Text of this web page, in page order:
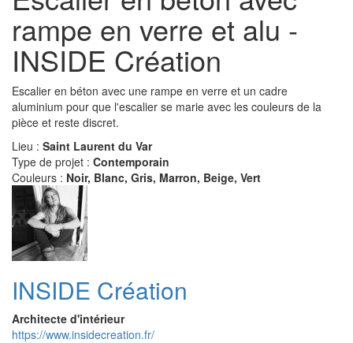
rampe en verre et alu -
INSIDE Création
Escalier en béton avec une rampe en verre et un cadre
aluminium pour que l'escalier se marie avec les couleurs de la
pièce et reste discret.
Lieu : Saint Laurent du Var
Type de projet : Contemporain
Couleurs : Noir, Blanc, Gris, Marron, Beige, Vert
INSIDE Création
Architecte d'intérieur
https://www.insidecreation.fr/